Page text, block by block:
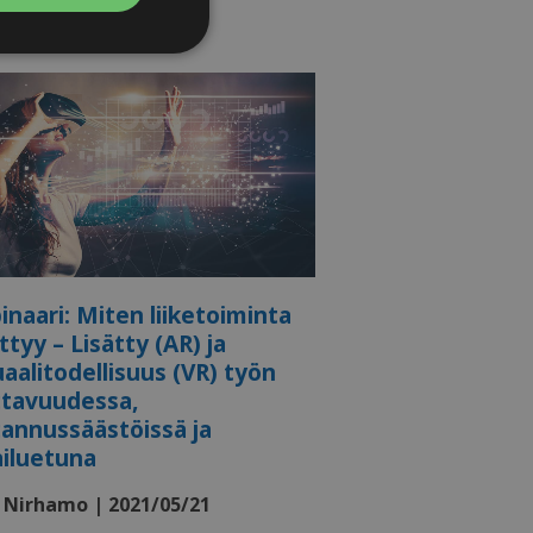
Miten liiketoiminta
– Lisätty (AR) ja
(VR) työn
ja
| 2021/05/21
käyttää tätä
On
Script.com-